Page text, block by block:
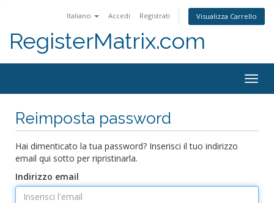
Italiano Accedi Registrati Visualizza Carrello
RegisterMatrix.com
Reimposta password
Hai dimenticato la tua password? Inserisci il tuo indirizzo
email qui sotto per ripristinarla.
Indirizzo email